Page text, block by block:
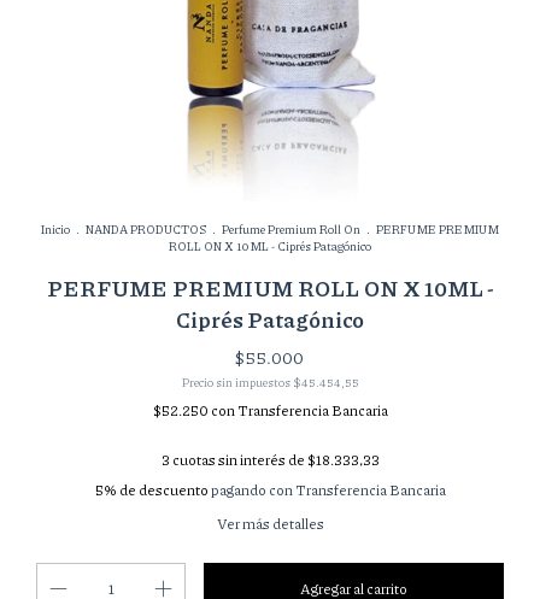
Inicio . NANDA PRODUCTOS . Perfume Premium Roll On . PERFUME PREMIUM
ROLL ON X 10ML - Ciprés Patagónico
PERFUME PREMIUM ROLL ON X 10ML -
Ciprés Patagónico
$55.000
Precio sin impuestos $45.454,55
$52.250 con Transferencia Bancaria
3 cuotas sin interés de $18.333,33
5% de descuentopagando con Transferencia Bancaria
Ver más detalles